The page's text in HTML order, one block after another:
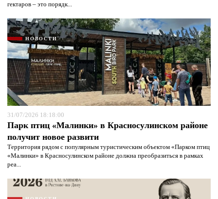
гектаров – это порядк...
НОВОСТИ
31/07/2026 18:18:00
Парк птиц «Малинки» в Красносулинском районе
получит новое развити
Территория рядом с популярным туристическим объектом «Парком птиц
«Малинки» в Красносулинском районе должна преобразиться в рамках
реа...